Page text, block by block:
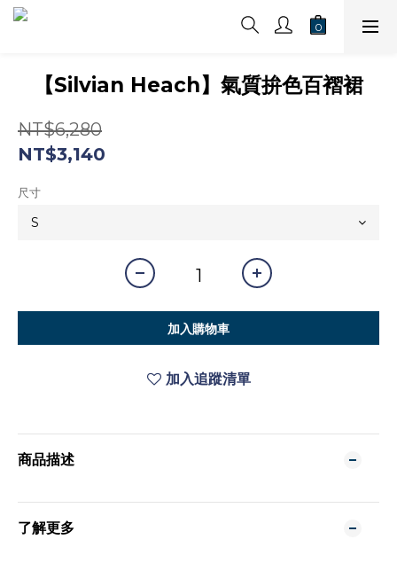
【Silvian Heach】氣質拚色百褶裙
NT$6,280
NT$3,140
尺寸
加入購物車
加入追蹤清單
商品描述
了解更多